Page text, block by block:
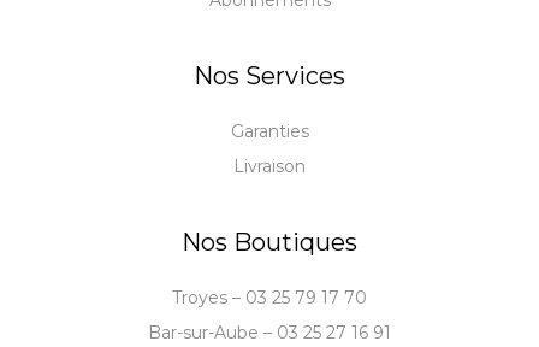
Nos Services
Garanties
Livraison
Nos Boutiques
Troyes – 03 25 79 17 70
Bar-sur-Aube – 03 25 27 16 91